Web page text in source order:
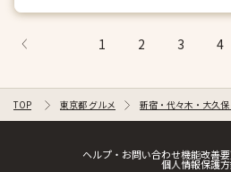
1 2 3 4
TOP 東京都 グルメ 新宿・代々木・大久保
ヘルプ・お問い合わせ機能改善
個人情報保護